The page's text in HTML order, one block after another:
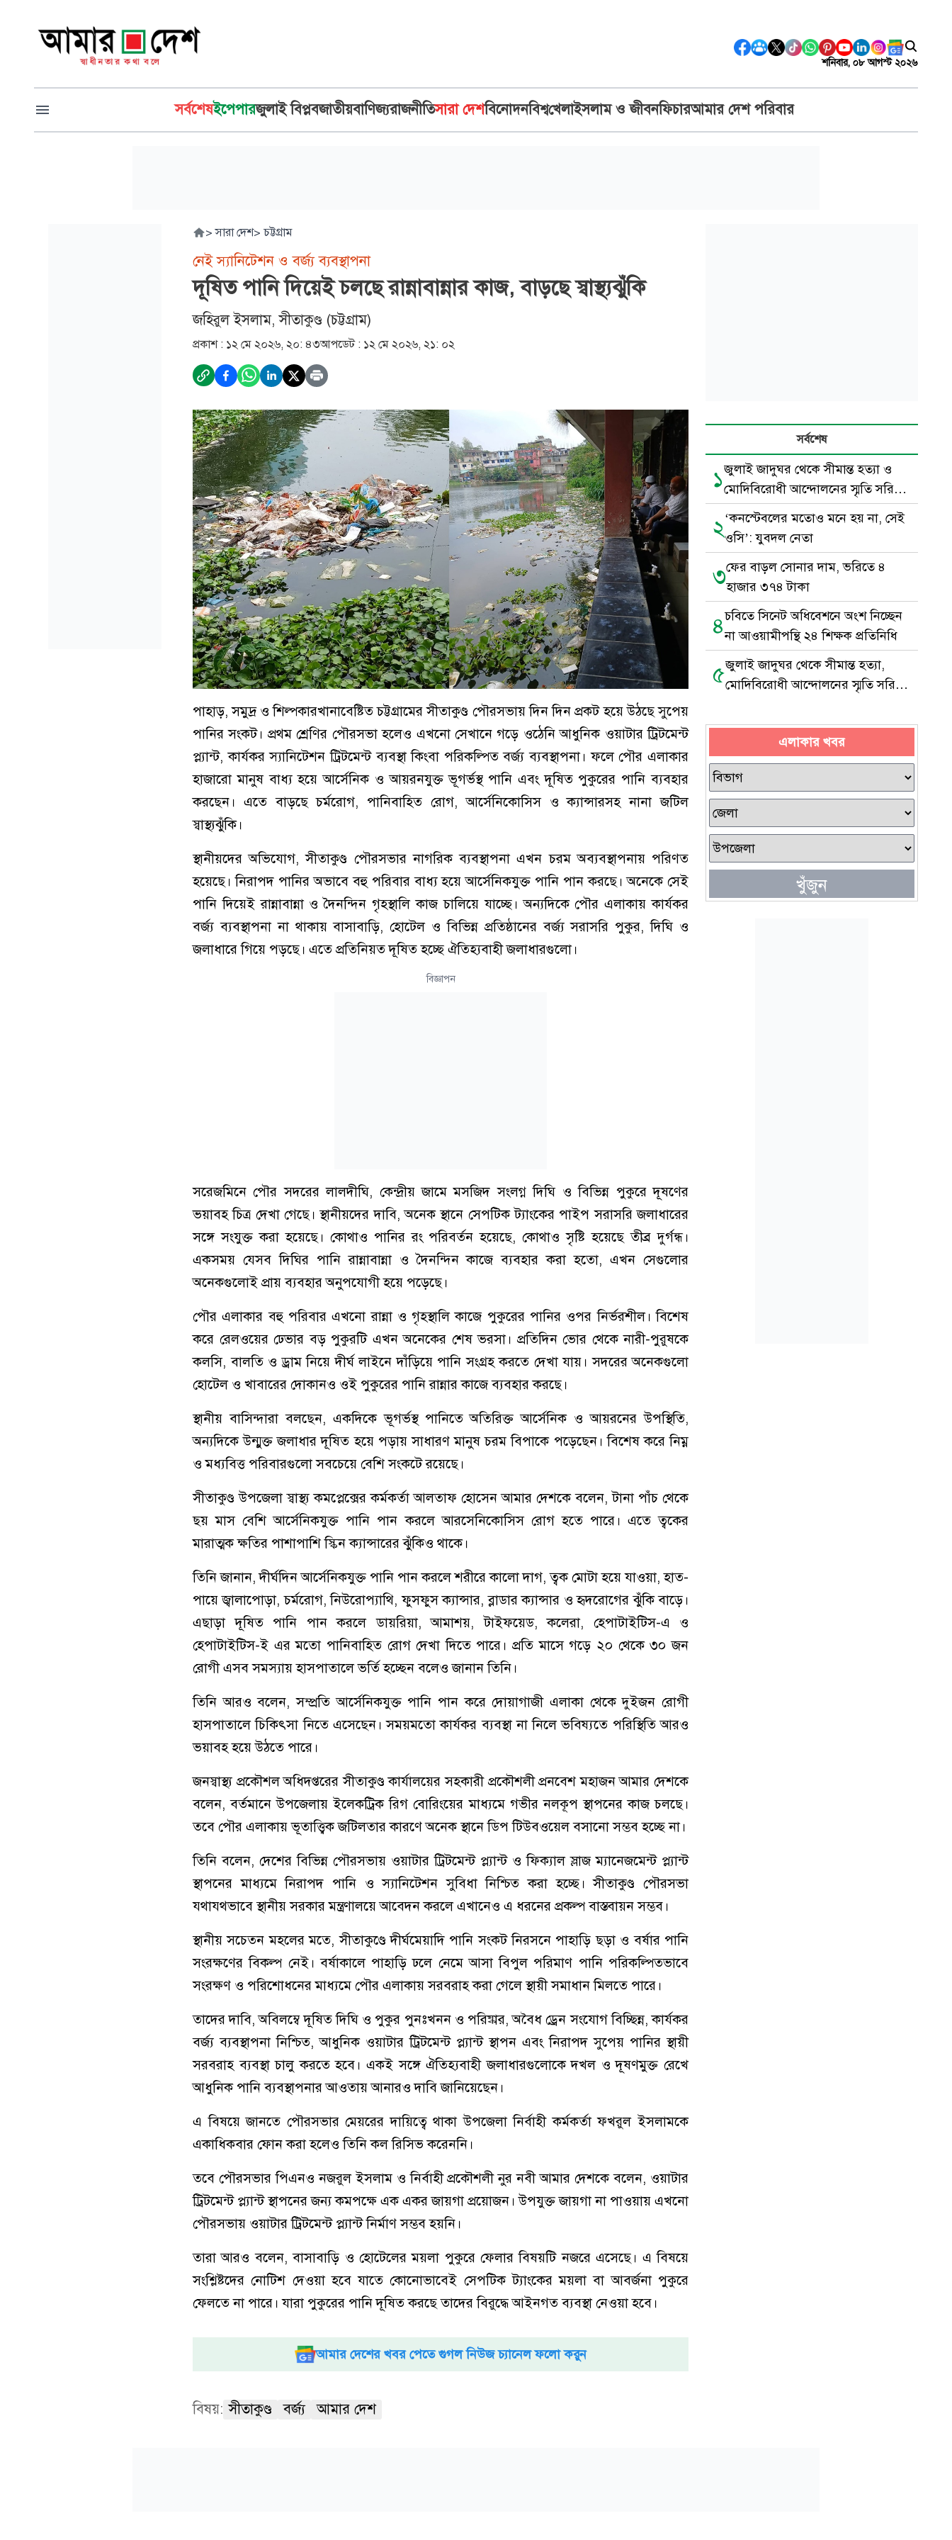
শনিবার, ০৮ আগস্ট ২০২৬
সর্বশেষইপেপারজুলাই বিপ্লবজাতীয়বাণিজ্যরাজনীতিসারা দেশবিনোদনবিশ্বখেলাইসলাম ও জীবনফিচারআমার দেশ পরিবার
> সারা দেশ> চট্টগ্রাম
নেই স্যানিটেশন ও বর্জ্য ব্যবস্থাপনা
দূষিত পানি দিয়েই চলছে রান্নাবান্নার কাজ, বাড়ছে স্বাস্থ্যঝুঁকি
জহিরুল ইসলাম, সীতাকুণ্ড (চট্টগ্রাম)
প্রকাশ : ১২ মে ২০২৬, ২০: ৪৩আপডেট : ১২ মে ২০২৬, ২১: ০২
পাহাড়, সমুদ্র ও শিল্পকারখানাবেষ্টিত চট্টগ্রামের সীতাকুণ্ড পৌরসভায় দিন দিন প্রকট হয়ে উঠছে সুপেয়
পানির সংকট। প্রথম শ্রেণির পৌরসভা হলেও এখনো সেখানে গড়ে ওঠেনি আধুনিক ওয়াটার ট্রিটমেন্ট
প্ল্যান্ট, কার্যকর স্যানিটেশন ট্রিটমেন্ট ব্যবস্থা কিংবা পরিকল্পিত বর্জ্য ব্যবস্থাপনা। ফলে পৌর এলাকার
হাজারো মানুষ বাধ্য হয়ে আর্সেনিক ও আয়রনযুক্ত ভূগর্ভস্থ পানি এবং দূষিত পুকুরের পানি ব্যবহার
করছেন। এতে বাড়ছে চর্মরোগ, পানিবাহিত রোগ, আর্সেনিকোসিস ও ক্যান্সারসহ নানা জটিল
স্বাস্থ্যঝুঁকি।
স্থানীয়দের অভিযোগ, সীতাকুণ্ড পৌরসভার নাগরিক ব্যবস্থাপনা এখন চরম অব্যবস্থাপনায় পরিণত
হয়েছে। নিরাপদ পানির অভাবে বহু পরিবার বাধ্য হয়ে আর্সেনিকযুক্ত পানি পান করছে। অনেকে সেই
পানি দিয়েই রান্নাবান্না ও দৈনন্দিন গৃহস্থালি কাজ চালিয়ে যাচ্ছে। অন্যদিকে পৌর এলাকায় কার্যকর
বর্জ্য ব্যবস্থাপনা না থাকায় বাসাবাড়ি, হোটেল ও বিভিন্ন প্রতিষ্ঠানের বর্জ্য সরাসরি পুকুর, দিঘি ও
জলাধারে গিয়ে পড়ছে। এতে প্রতিনিয়ত দূষিত হচ্ছে ঐতিহ্যবাহী জলাধারগুলো।
বিজ্ঞাপন
সরেজমিনে পৌর সদরের লালদীঘি, কেন্দ্রীয় জামে মসজিদ সংলগ্ন দিঘি ও বিভিন্ন পুকুরে দূষণের
ভয়াবহ চিত্র দেখা গেছে। স্থানীয়দের দাবি, অনেক স্থানে সেপটিক ট্যাংকের পাইপ সরাসরি জলাধারের
সঙ্গে সংযুক্ত করা হয়েছে। কোথাও পানির রং পরিবর্তন হয়েছে, কোথাও সৃষ্টি হয়েছে তীব্র দুর্গন্ধ।
একসময় যেসব দিঘির পানি রান্নাবান্না ও দৈনন্দিন কাজে ব্যবহার করা হতো, এখন সেগুলোর
অনেকগুলোই প্রায় ব্যবহার অনুপযোগী হয়ে পড়েছে।
পৌর এলাকার বহু পরিবার এখনো রান্না ও গৃহস্থালি কাজে পুকুরের পানির ওপর নির্ভরশীল। বিশেষ
করে রেলওয়ের ঢেভার বড় পুকুরটি এখন অনেকের শেষ ভরসা। প্রতিদিন ভোর থেকে নারী-পুরুষকে
কলসি, বালতি ও ড্রাম নিয়ে দীর্ঘ লাইনে দাঁড়িয়ে পানি সংগ্রহ করতে দেখা যায়। সদরের অনেকগুলো
হোটেল ও খাবারের দোকানও ওই পুকুরের পানি রান্নার কাজে ব্যবহার করছে।
স্থানীয় বাসিন্দারা বলছেন, একদিকে ভূগর্ভস্থ পানিতে অতিরিক্ত আর্সেনিক ও আয়রনের উপস্থিতি,
অন্যদিকে উন্মুক্ত জলাধার দূষিত হয়ে পড়ায় সাধারণ মানুষ চরম বিপাকে পড়েছেন। বিশেষ করে নিম্ন
ও মধ্যবিত্ত পরিবারগুলো সবচেয়ে বেশি সংকটে রয়েছে।
সীতাকুণ্ড উপজেলা স্বাস্থ্য কমপ্লেক্সের কর্মকর্তা আলতাফ হোসেন আমার দেশকে বলেন, টানা পাঁচ থেকে
ছয় মাস বেশি আর্সেনিকযুক্ত পানি পান করলে আরসেনিকোসিস রোগ হতে পারে। এতে ত্বকের
মারাত্মক ক্ষতির পাশাপাশি স্কিন ক্যান্সারের ঝুঁকিও থাকে।
তিনি জানান, দীর্ঘদিন আর্সেনিকযুক্ত পানি পান করলে শরীরে কালো দাগ, ত্বক মোটা হয়ে যাওয়া, হাত-
পায়ে জ্বালাপোড়া, চর্মরোগ, নিউরোপ্যাথি, ফুসফুস ক্যান্সার, ব্লাডার ক্যান্সার ও হৃদরোগের ঝুঁকি বাড়ে।
এছাড়া দূষিত পানি পান করলে ডায়রিয়া, আমাশয়, টাইফয়েড, কলেরা, হেপাটাইটিস-এ ও
হেপাটাইটিস-ই এর মতো পানিবাহিত রোগ দেখা দিতে পারে। প্রতি মাসে গড়ে ২০ থেকে ৩০ জন
রোগী এসব সমস্যায় হাসপাতালে ভর্তি হচ্ছেন বলেও জানান তিনি।
তিনি আরও বলেন, সম্প্রতি আর্সেনিকযুক্ত পানি পান করে দোয়াগাজী এলাকা থেকে দুইজন রোগী
হাসপাতালে চিকিৎসা নিতে এসেছেন। সময়মতো কার্যকর ব্যবস্থা না নিলে ভবিষ্যতে পরিস্থিতি আরও
ভয়াবহ হয়ে উঠতে পারে।
জনস্বাস্থ্য প্রকৌশল অধিদপ্তরের সীতাকুণ্ড কার্যালয়ের সহকারী প্রকৌশলী প্রনবেশ মহাজন আমার দেশকে
বলেন, বর্তমানে উপজেলায় ইলেকট্রিক রিগ বোরিংয়ের মাধ্যমে গভীর নলকূপ স্থাপনের কাজ চলছে।
তবে পৌর এলাকায় ভূতাত্ত্বিক জটিলতার কারণে অনেক স্থানে ডিপ টিউবওয়েল বসানো সম্ভব হচ্ছে না।
তিনি বলেন, দেশের বিভিন্ন পৌরসভায় ওয়াটার ট্রিটমেন্ট প্ল্যান্ট ও ফিক্যাল স্লাজ ম্যানেজমেন্ট প্ল্যান্ট
স্থাপনের মাধ্যমে নিরাপদ পানি ও স্যানিটেশন সুবিধা নিশ্চিত করা হচ্ছে। সীতাকুণ্ড পৌরসভা
যথাযথভাবে স্থানীয় সরকার মন্ত্রণালয়ে আবেদন করলে এখানেও এ ধরনের প্রকল্প বাস্তবায়ন সম্ভব।
স্থানীয় সচেতন মহলের মতে, সীতাকুণ্ডে দীর্ঘমেয়াদি পানি সংকট নিরসনে পাহাড়ি ছড়া ও বর্ষার পানি
সংরক্ষণের বিকল্প নেই। বর্ষাকালে পাহাড়ি ঢলে নেমে আসা বিপুল পরিমাণ পানি পরিকল্পিতভাবে
সংরক্ষণ ও পরিশোধনের মাধ্যমে পৌর এলাকায় সরবরাহ করা গেলে স্থায়ী সমাধান মিলতে পারে।
তাদের দাবি, অবিলম্বে দূষিত দিঘি ও পুকুর পুনঃখনন ও পরিষ্কার, অবৈধ ড্রেন সংযোগ বিচ্ছিন্ন, কার্যকর
বর্জ্য ব্যবস্থাপনা নিশ্চিত, আধুনিক ওয়াটার ট্রিটমেন্ট প্ল্যান্ট স্থাপন এবং নিরাপদ সুপেয় পানির স্থায়ী
সরবরাহ ব্যবস্থা চালু করতে হবে। একই সঙ্গে ঐতিহ্যবাহী জলাধারগুলোকে দখল ও দূষণমুক্ত রেখে
আধুনিক পানি ব্যবস্থাপনার আওতায় আনারও দাবি জানিয়েছেন।
এ বিষয়ে জানতে পৌরসভার মেয়রের দায়িত্বে থাকা উপজেলা নির্বাহী কর্মকর্তা ফখরুল ইসলামকে
একাধিকবার ফোন করা হলেও তিনি কল রিসিভ করেননি।
তবে পৌরসভার পিএনও নজরুল ইসলাম ও নির্বাহী প্রকৌশলী নুর নবী আমার দেশকে বলেন, ওয়াটার
ট্রিটমেন্ট প্ল্যান্ট স্থাপনের জন্য কমপক্ষে এক একর জায়গা প্রয়োজন। উপযুক্ত জায়গা না পাওয়ায় এখনো
পৌরসভায় ওয়াটার ট্রিটমেন্ট প্ল্যান্ট নির্মাণ সম্ভব হয়নি।
তারা আরও বলেন, বাসাবাড়ি ও হোটেলের ময়লা পুকুরে ফেলার বিষয়টি নজরে এসেছে। এ বিষয়ে
সংশ্লিষ্টদের নোটিশ দেওয়া হবে যাতে কোনোভাবেই সেপটিক ট্যাংকের ময়লা বা আবর্জনা পুকুরে
ফেলতে না পারে। যারা পুকুরের পানি দূষিত করছে তাদের বিরুদ্ধে আইনগত ব্যবস্থা নেওয়া হবে।
আমার দেশের খবর পেতে গুগল নিউজ চ্যানেল ফলো করুন
বিষয়: সীতাকুণ্ড বর্জ্য আমার দেশ
সর্বশেষ
১জুলাই জাদুঘর থেকে সীমান্ত হত্যা ও
মোদিবিরোধী আন্দোলনের স্মৃতি সরিয়ে
ফেলায় নাহিদের ক্ষোভ
২‘কনস্টেবলের মতোও মনে হয় না, সেই
ওসি’: যুবদল নেতা
৩ফের বাড়ল সোনার দাম, ভরিতে ৪
হাজার ৩৭৪ টাকা
৪চবিতে সিনেট অধিবেশনে অংশ নিচ্ছেন
না আওয়ামীপন্থি ২৪ শিক্ষক প্রতিনিধি
৫জুলাই জাদুঘর থেকে সীমান্ত হত্যা,
মোদিবিরোধী আন্দোলনের স্মৃতি সরিয়ে
এলাকার খবর
খুঁজুন